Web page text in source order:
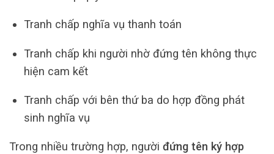
Tranh chấp nghĩa vụ thanh toán
Tranh chấp khi người nhờ đứng tên không thực
hiện cam kết
Tranh chấp với bên thứ ba do hợp đồng phát
sinh nghĩa vụ
Trong nhiều trường hợp, người đứng tên ký hợp